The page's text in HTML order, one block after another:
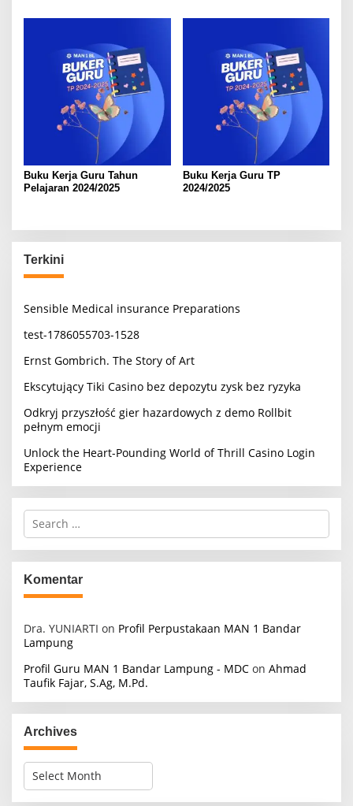
Buku Kerja Guru Tahun
Pelajaran 2024/2025
Buku Kerja Guru TP
2024/2025
Terkini
Sensible Medical insurance Preparations
test-1786055703-1528
Ernst Gombrich. The Story of Art
Ekscytujący Tiki Casino bez depozytu zysk bez ryzyka
Odkryj przyszłość gier hazardowych z demo Rollbit
pełnym emocji
Unlock the Heart-Pounding World of Thrill Casino Login
Experience
S
r
c
h
f
r
:
Komentar
Dra. YUNIARTI on Profil Perpustakaan MAN 1 Bandar
Lampung
Profil Guru MAN 1 Bandar Lampung - MDC on Ahmad
Taufik Fajar, S.Ag, M.Pd.
Archives
A